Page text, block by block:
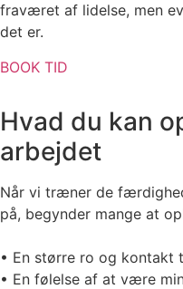
fraværet af lidelse, men
det er.
BOOK TID
Hvad du kan
arbejdet
Når vi træner de
på, begynder mange at
• En større ro og kontakt
• En følelse af at være